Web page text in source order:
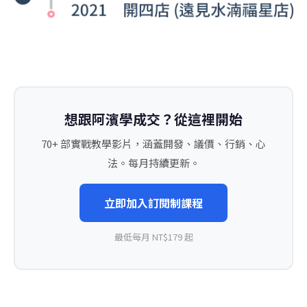
想跟阿濱學成交？從這裡開始
70+ 部實戰教學影片，涵蓋開發、議價、行銷、心
法。每月持續更新。
立即加入訂閱制課程
最低每月 NT$179 起